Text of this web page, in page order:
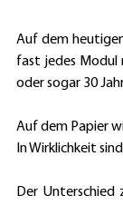
Auf dem
fast jedes Modul
oder sogar 30
Auf dem Papier
In Wirklichkeit
Der Unterschied